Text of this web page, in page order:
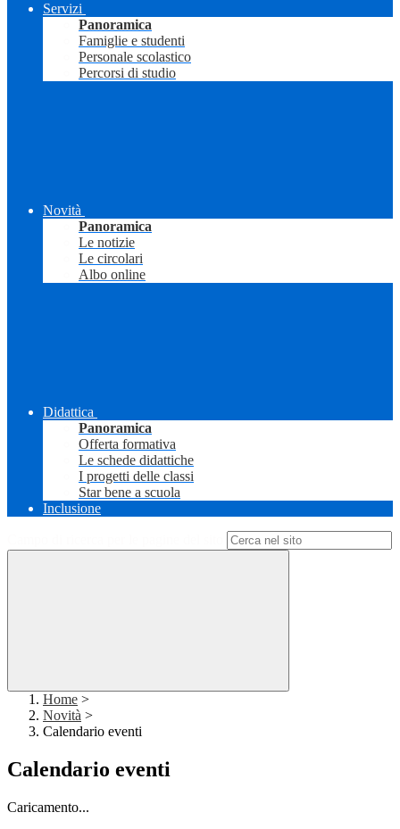
Servizi
Panoramica
Famiglie e studenti
Personale scolastico
Percorsi di studio
Novità
Panoramica
Le notizie
Le circolari
Albo online
Didattica
Panoramica
Offerta formativa
Le schede didattiche
I progetti delle classi
Star bene a scuola
Inclusione
Home >
Novità >
Calendario eventi
Calendario eventi
Caricamento...